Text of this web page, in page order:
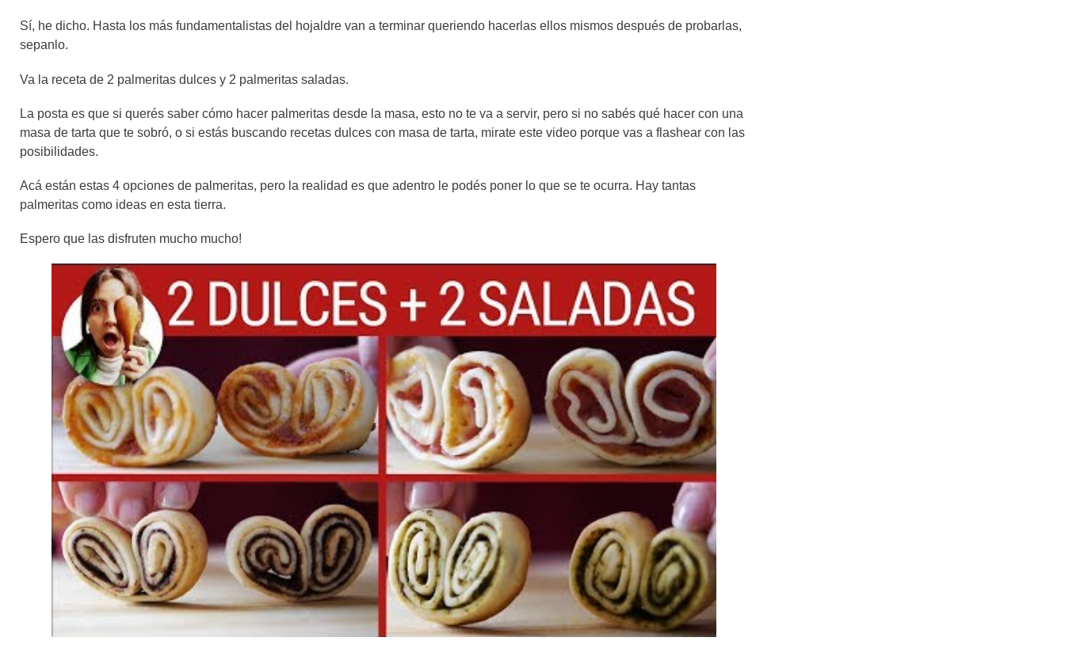
Sí, he dicho. Hasta los más fundamentalistas del hojaldre van a terminar queriendo hacerlas ellos mismos después de probarlas,
sepanlo.
Va la receta de 2 palmeritas dulces y 2 palmeritas saladas.
La posta es que si querés saber cómo hacer palmeritas desde la masa, esto no te va a servir, pero si no sabés qué hacer con una
masa de tarta que te sobró, o si estás buscando recetas dulces con masa de tarta, mirate este video porque vas a flashear con las
posibilidades.
Acá están estas 4 opciones de palmeritas, pero la realidad es que adentro le podés poner lo que se te ocurra. Hay tantas
palmeritas como ideas en esta tierra.
Espero que las disfruten mucho mucho!